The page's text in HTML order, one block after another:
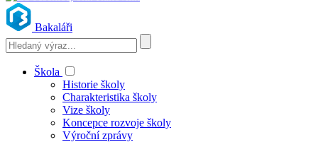
Bakaláři
Škola
Historie školy
Charakteristika školy
Vize školy
Koncepce rozvoje školy
Výroční zprávy